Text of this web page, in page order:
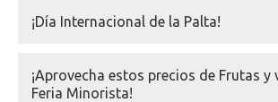
¡Día Internacional de la Palta!
¡Aprovecha estos precios de Frutas y
Feria Minorista!